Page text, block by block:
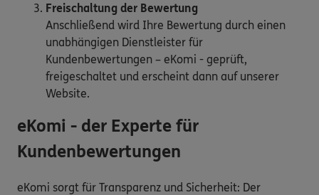
Freischaltung der Bewertung
Anschließend wird Ihre Bewertung durch einen
unabhängigen Dienstleister für
Kundenbewertungen – eKomi - geprüft,
freigeschaltet und erscheint dann auf unserer
Website.
eKomi - der Experte für
Kundenbewertungen
eKomi sorgt für Transparenz und Sicherheit: Der